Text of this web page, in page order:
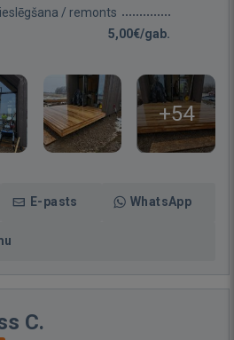
/ remonts
5,00€/gab.
+54
E-pasts WhatsApp
C.